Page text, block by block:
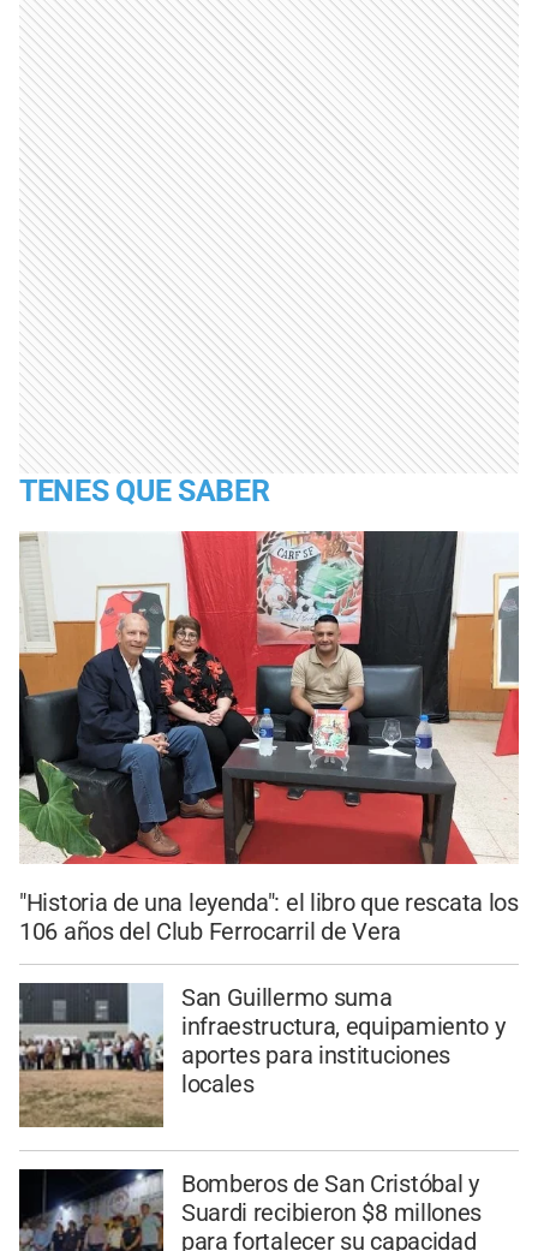
TENES QUE SABER
"Historia de una leyenda": el libro que rescata los
106 años del Club Ferrocarril de Vera
San Guillermo suma
infraestructura, equipamiento y
aportes para instituciones
locales
Bomberos de San Cristóbal y
Suardi recibieron $8 millones
para fortalecer su capacidad